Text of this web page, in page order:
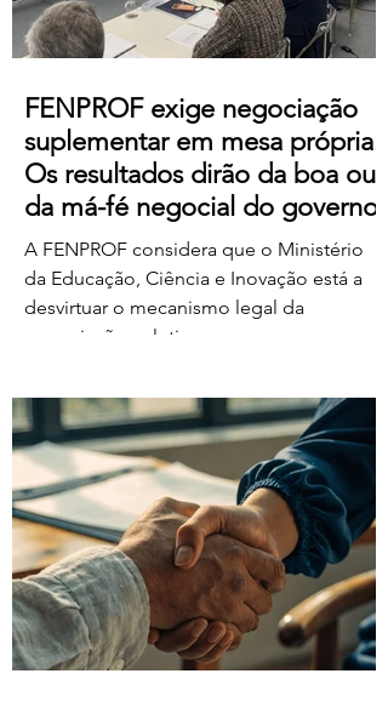
FENPROF exige negociação
suplementar em mesa própria.
Os resultados dirão da boa ou
da má-fé negocial do governo
A FENPROF considera que o Ministério
da Educação, Ciência e Inovação está a
desvirtuar o mecanismo legal da
negociação coletiva ao convocar uma
organizações sindicais,
independentemente de terem requerido
negociação suplementar ou de já terem
manifestado acordo ou concordância
com o projeto de diploma. A negociação
suplementar existe para permitir o
prosseguimento das negociações
relativamente às matérias sobre as quais
subsiste desacordo. Foi es